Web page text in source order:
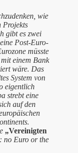
wie
Projekts
gibt es zwei
Post-Euro-
müsste
einem Bank
wäre. Das
System von
eigentlich
strebt eine
auf den
„Vereinigten
no Euro or the